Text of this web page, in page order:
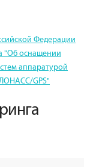
Федерации
"Об оснащении
аппаратурой
GPS"